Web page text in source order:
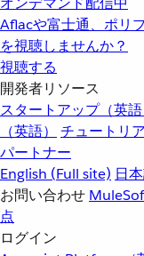
Aflacや富士通、ポリ
を視聴しませんか？
視聴する
開発者リソース
スタートアップ（英語
（英語）
チュートリ
パートナー
English (Full site) 日
お問い合わせ
点
ログイン